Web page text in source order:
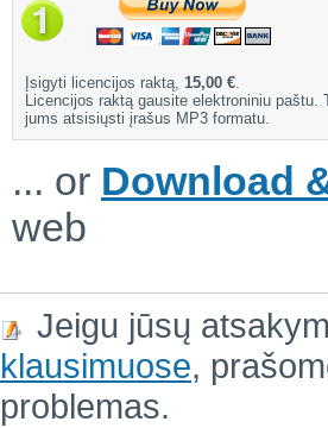
Įsigyti licencijos raktą, 15,00 €.
Licencijos raktą gausite elektroniniu paštu.
jums atsisiųsti įrašus MP3 formatu.
... or Download
web
Jeigu jūsų
klausimuose,
problemas.